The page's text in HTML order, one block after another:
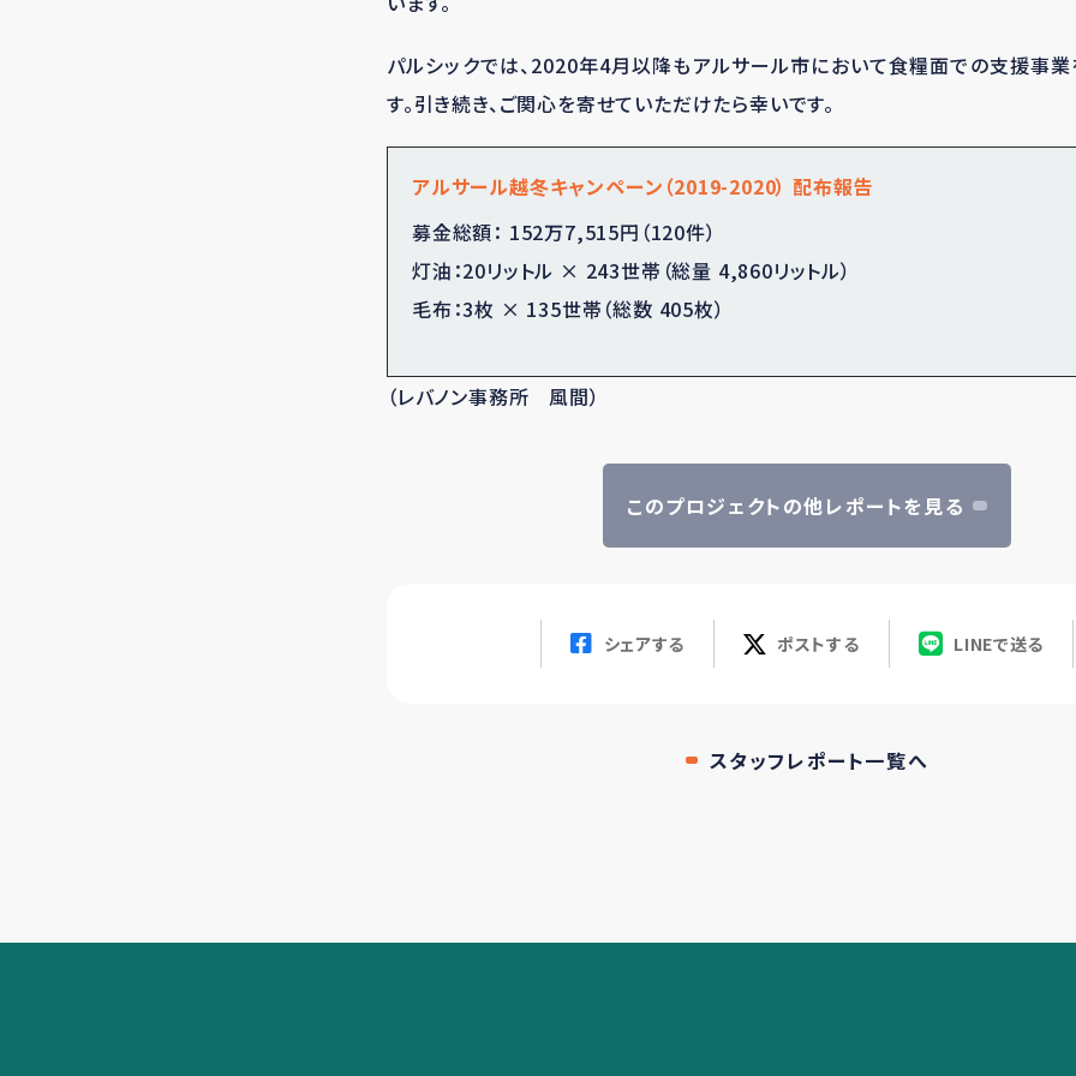
パルシックでは、2020年4月以降もアルサール市において食糧面での支援事
す。引き続き、ご関心を寄せていただけたら幸いです。
アルサール越冬キャンペーン（2019-2020） 配布報告
募金総額： 152万7,515円（120件）
灯油：20リットル × 243世帯（総量 4,860リットル）
毛布：3枚 × 135世帯（総数 405枚）
（レバノン事務所 風間）
このプロジェクトの他レポートを見る
シェアする ポストする LINEで送る
スタッフレポート一覧へ